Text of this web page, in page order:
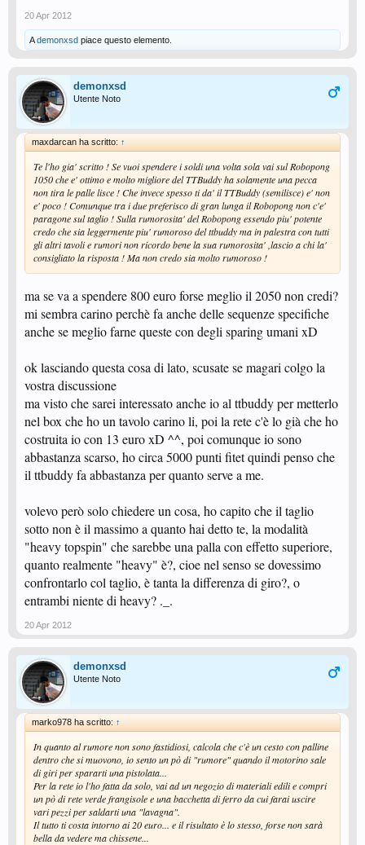
20 Apr 2012
Ademonxsd piace questo elemento.
demonxsd
Utente Noto
maxdarcan ha scritto: ↑
Te l'ho gia' scritto ! Se vuoi spendere i soldi una volta sola vai sul Robopong
1050 che e' ottimo e molto migliore del TTBuddy ha solamente una pecca
non tira le palle lisce ! Che invece spesso ti da' il TTBuddy (semilisce) e' non
e' poco ! Comunque tra i due preferisco di gran lunga il Robopong non c'e'
paragone sul taglio ! Sulla rumorosita' del Robopong essendo piu' potente
credo che sia leggermente piu' rumoroso del ttbuddy ma in palestra con tutti
gli altri tavoli e rumori non ricordo bene la sua rumorosita' ,lascio a chi la'
consigliato la risposta ! Ma non credo sia molto rumoroso !
ma se va a spendere 800 euro forse meglio il 2050 non credi?
mi sembra carino perchè fa anche delle sequenze specifiche
anche se meglio farne queste con degli sparing umani xD
ok lasciando questa cosa di lato, scusate se magari colgo la
vostra discussione
ma visto che sarei interessato anche io al ttbuddy per metterlo
nel box che ho un tavolo carino li, poi la rete c'è lo già che ho
costruita io con 13 euro xD ^^, poi comunque io sono
abbastanza scarso, ho circa 5000 punti fitet quindi penso che
il ttbuddy fa abbastanza per quanto serve a me.
volevo però solo chiedere un cosa, ho capito che il taglio
sotto non è il massimo a quanto hai detto te, la modalità
"heavy topspin" che sarebbe una palla con effetto superiore,
quanto realmente "heavy" è?, cioe nel senso se dovessimo
confrontarlo col taglio, è tanta la differenza di giro?, o
entrambi niente di heavy? ._.
20 Apr 2012
demonxsd
Utente Noto
marko978 ha scritto: ↑
In quanto al rumore non sono fastidiosi, calcola che c'è un cesto con palline
dentro che si muovono, io sento un pò di "rumore" quando il motorino sale
di giri per spararti una pistolata...
Per la rete io l'ho fatta da solo, vai ad un negozio di materiali edili e compri
un pò di rete verde frangisole e una bacchetta di ferro da cui farai uscire
vari pezzi per saldarti una "lavagna".
Il tutto ti costa intorno ai 20 euro... e il risultato è lo stesso, forse non sarà
bella da vedere ma chissene...